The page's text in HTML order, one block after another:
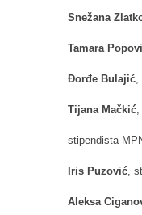
Snežana
Tamara
Đorđe Bulajić,
Tijana Mačkić,
stipendista
Iris Puzović,
Aleksa